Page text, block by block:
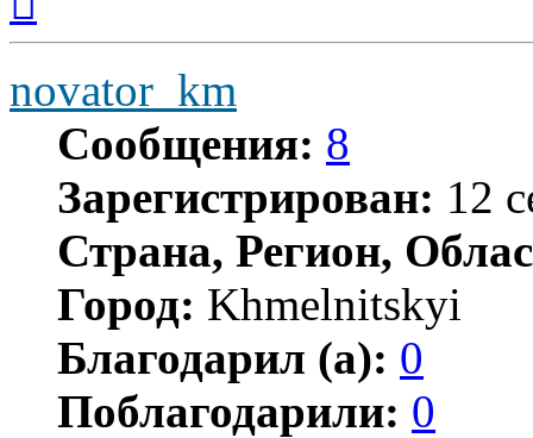
началу
novator_km
Сообщения: 8
Зарегистрирован: 12
Страна, Регион,
Город: Khmelnitskyi
Благодарил (а): 0
Поблагодарили: 0